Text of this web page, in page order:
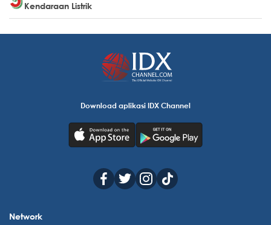
Kendaraan Listrik
Download aplikasi IDX Channel
Network